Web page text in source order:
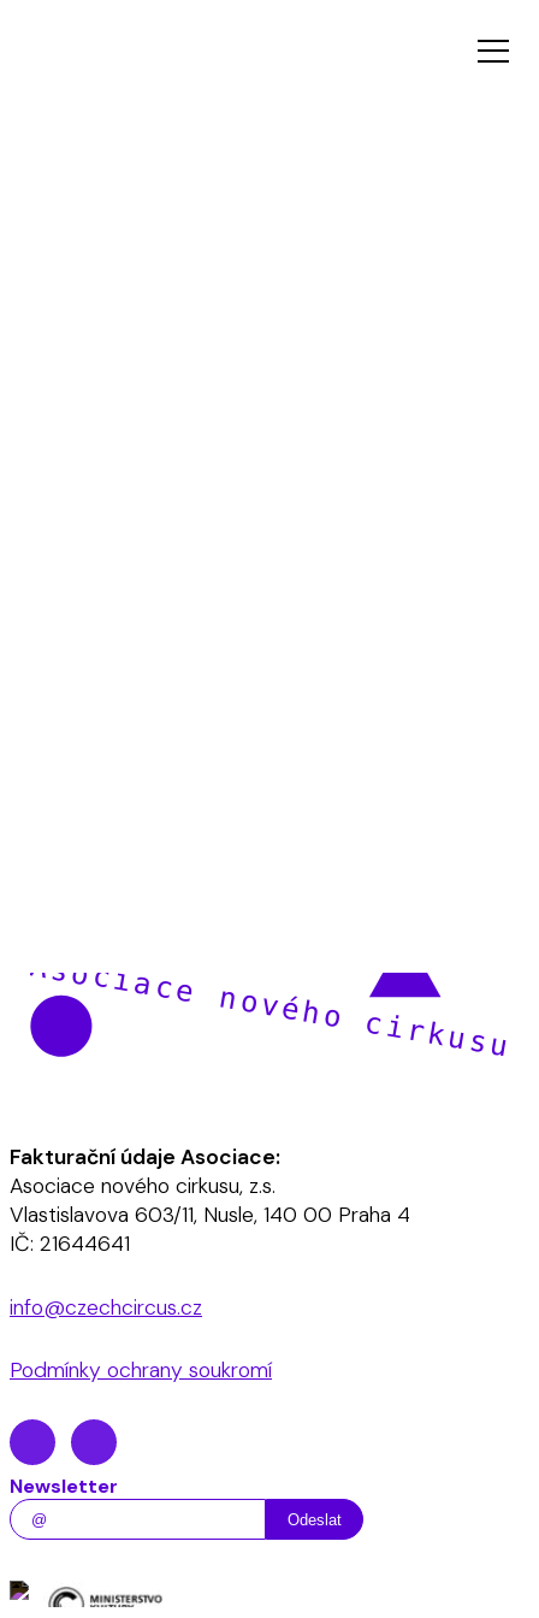
Fakturační údaje Asociace:
Asociace nového cirkusu, z.s.
Vlastislavova 603/11, Nusle, 140 00 Praha 4
IČ: 21644641
info@czechcircus.cz
Podmínky ochrany soukromí
Newsletter
Odeslat